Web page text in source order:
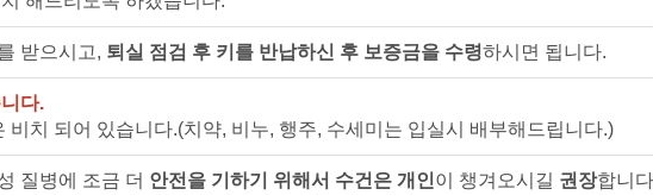
받으시고, 퇴실 점검 후 키를 반납하신 후 보증금을 수령하시면 됩니다.
다.
비치 되어 있습니다.(치약, 비누, 행주, 수세미는 입실시 배부해드립니다.)
질병에 조금 더 안전을 기하기 위해서 수건은 개인이 챙겨오시길 권장합니